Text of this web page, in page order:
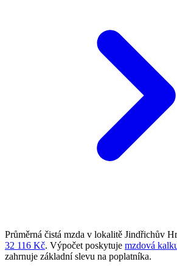
Průměrná čistá mzda v lokalitě Jindřichův
32 116 Kč. Výpočet poskytuje mzdová
zahrnuje základní slevu na poplatníka.